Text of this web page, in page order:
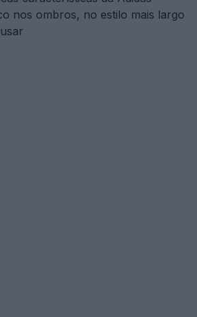
nos ombros, no estilo mais largo